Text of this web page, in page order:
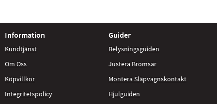
Information
Kundtjänst
Om Oss
Köpvillkor
Integritetspolicy
Guider
Belysningsguiden
Justera Bromsar
Montera Släpvagnskontakt
Hjulguiden